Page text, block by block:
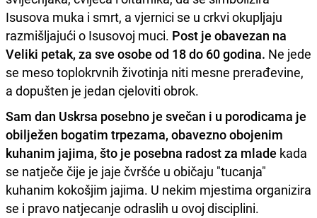
Isusova muka i smrt, a vjernici se u crkvi okupljaju
razmišljajući o Isusovoj muci. Post je obavezan na
Veliki petak, za sve osobe od 18 do 60 godina. Ne jede
se meso toplokrvnih životinja niti mesne prerađevine,
a dopušten je jedan cjeloviti obrok.
Sam dan Uskrsa posebno je svečan i u porodicama je
obilježen bogatim trpezama, obavezno obojenim
kuhanim jajima, što je posebna radost za mlade kada
se natječe čije je jaje čvršće u običaju "tucanja"
kuhanim kokošjim jajima. U nekim mjestima organizira
se i pravo natjecanje odraslih u ovoj disciplini.